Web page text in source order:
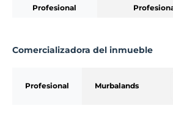
Profesional
Comercializadora del inmueble
Profesional Murbalands